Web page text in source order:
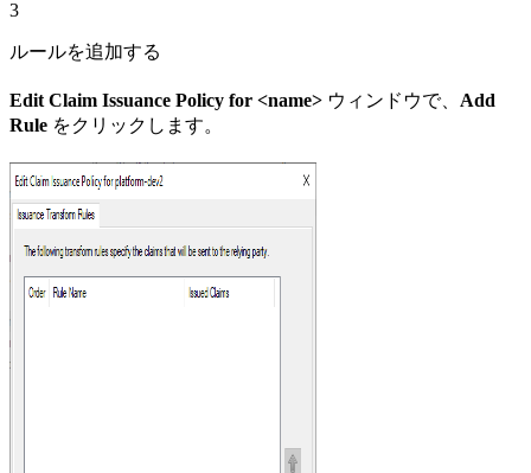
3
ルールを追加する
Edit Claim Issuance Policy for <name> ウィンドウで、 Add
Rule をクリックします。